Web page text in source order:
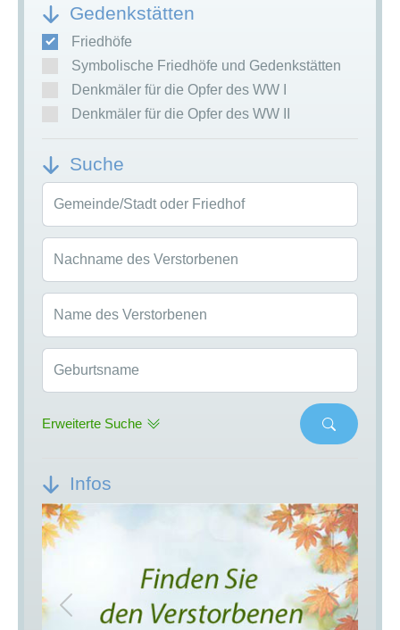
Gedenkstätten
Friedhöfe
Symbolische Friedhöfe und Gedenkstätten
Denkmäler für die Opfer des WW I
Denkmäler für die Opfer des WW II
Suche
Gemeinde/Stadt oder Friedhof
Nachname des Verstorbenen
Name des Verstorbenen
Geburtsname
Erweiterte Suche
Infos
Previous Next